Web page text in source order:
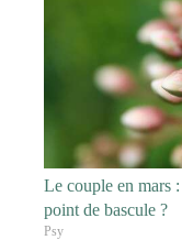
Le couple en mars
point de bascule ?
Psy